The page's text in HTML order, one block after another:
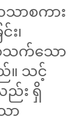
ာစကား
း၊
သက်သော
။ သင့်
ည်း ရှိ
ာ